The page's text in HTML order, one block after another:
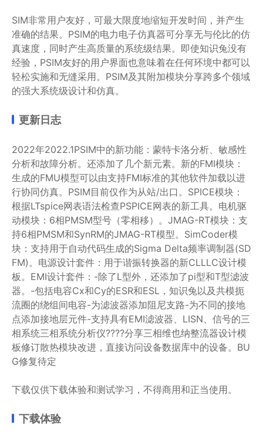
SIM非常用户友好，可最大限度地缩短开发时间，并产生
准确的结果。PSIM的电力电子仿真器可分享无与伦比的仿
真速度，同时产生高质量的系统级结果。即使知识兔没有
经验，PSIM友好的用户界面也意味着在任何环境中都可以
轻松实施和无缝采用。PSIM及其附加模块分享跨多个领域
的强大系统级设计和仿真。
更新日志
2022年2022.1PSIM中的新功能：蒙特卡洛分析、敏感性
分析和故障分析。还添加了几个新元素。新的FMI模块：
生成的FMU模型可以由支持FMI标准的其他软件加载以进
行协同仿真。PSIM目前仅作为从站/出口。SPICE模块：
根据LTspice网表语法检查PSPICE网表的新工具。电机驱
动模块：6相PMSM型号（零相移）。JMAG-RT模块：支
持6相PMSM和SynRM的JMAG-RT模型。SimCoder模
块：支持用于自动代码生成的Sigma Delta频率调制器(SD
FM)。电源设计套件：用于谐振转换器的新CLLLC设计模
板。EMI设计套件：-除了L型外，还添加了pi型和T型滤波
器。-包括电容Cx和Cy的ESR和ESL，知识兔以及共模扼
流圈的绕组间电容-为滤波器添加阻尼支路-为不同的接地
点添加接地层元件-支持具有EMI滤波器、LISN、信号的三
相系统三相系统分析仪????分享三相维也纳整流器设计模
板修订散热模块改进，直接访问设备数据库中的设备。BU
G修复待定
下载仅供下载体验和测试学习，不得商用和正当使用。
下载体验